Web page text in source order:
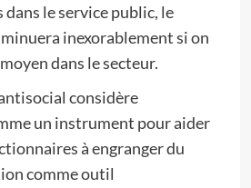
le service public, le
inexorablement si on
dans le secteur.
considère
un instrument pour aider
à engranger du
comme outil